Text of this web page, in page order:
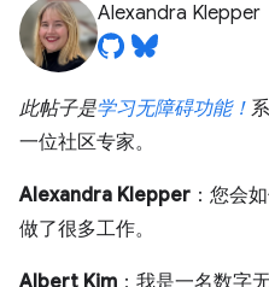
Alexandra Klepper
此帖子是学习无障碍功能！
一位社区专家。
Alexandra Klepper ：您会
做了很多工作。
Albert Kim ：我是一名数字